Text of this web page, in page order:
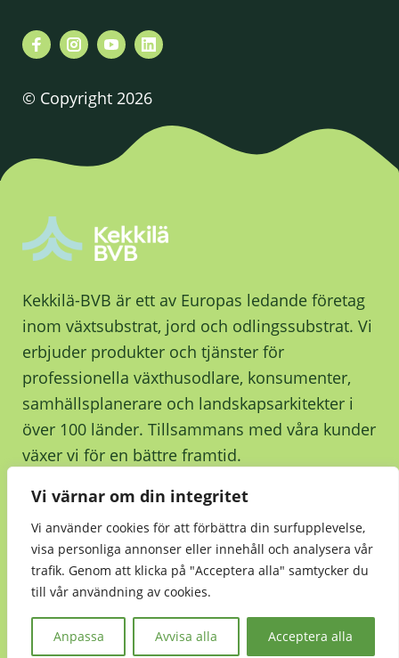
Vi värnar om din integritet
Vi använder cookies för att förbättra din surfupplevelse,
visa personliga annonser eller innehåll och analysera vår
trafik. Genom att klicka på "Acceptera alla" samtycker du
till vår användning av cookies.
Anpassa Avvisa alla Acceptera alla
© Copyright 2026
Kekkilä-BVB är ett av Europas ledande företag
inom växtsubstrat, jord och odlingssubstrat. Vi
erbjuder produkter och tjänster för
professionella växthusodlare, konsumenter,
samhällsplanerare och landskapsarkitekter i
över 100 länder. Tillsammans med våra kunder
växer vi för en bättre framtid.
Kontakta oss
Hållbarhet•Integritetsmeddelande
BVB Retail